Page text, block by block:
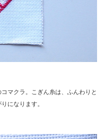
マクラ。こぎん糸は、ふんわりと
になります。